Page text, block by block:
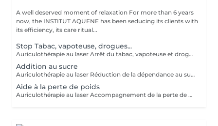
A well deserved moment of relaxation For more than 6 years
now, the INSTITUT AQUENE has been seducing its clients with
its efficiency, its care ritual...
Stop Tabac, vapoteuse, drogues...
Auriculothérapie au laser Arrêt du tabac, vapoteuse et drogues L'auriculothérapie au laser est une méthode douce et non invasive qui utilise la stimulation de points précis de l'oreille pour aider à réduire les dépendances. Cette technique agit sur les zones réflexes liées au stress, au manque et au système de récompense, afin d'accompagner l'organisme dans le processus de sevrage. Le laser utilisé est indolore et sans aiguilles. La séance consiste à stimuler plusieurs points auriculaires spécifiques afin d'aider à : - diminuer l'envie de fumer ou de vapoter - réduire les symptômes de manque - apaiser le stress et l'irritabilité liés au sevrage - soutenir la motivation dans l'arrêt des substances Cette méthode peut être utilisée pour accompagner l'arrêt : - du tabac - de la vapoteuse (e-cigarette) - de certaines dépendances aux substances
Addition au sucre
Auriculothérapie au laser Réduction de la dépendance au sucre L'auriculothérapie au laser est une méthode douce et non invasive qui consiste à stimuler des points précis de l'oreille afin d'aider à réguler certaines compulsions alimentaires, notamment l'attirance excessive pour le sucre. Cette technique agit sur les zones réflexes liées aux envies, au stress et au système de récompense, souvent impliqués dans les envies de sucre et les grignotages. La stimulation est réalisée à l'aide d'un laser doux, sans aiguilles et totalement indolore. La séance vise à aider à : - diminuer les envies de sucre - réduire les grignotages et compulsions sucrées - réguler l'appétit - mieux gérer le stress et les envies émotionnelles - retrouver un rapport plus équilibré à l'alimentation
Aide à la perte de poids
Auriculothérapie au laser Accompagnement de la perte de poids L'auriculothérapie au laser est une méthode douce et non invasive qui consiste à stimuler des points spécifiques de l'oreille afin d'aider à réguler l'appétit et les comportements alimentaires. Cette technique agit sur les zones réflexes liées à la faim, à la satiété, au stress et aux compulsions alimentaires. Elle peut ainsi accompagner une démarche de perte de poids en aidant à mieux contrôler les envies de manger et les grignotages. La stimulation est réalisée à l'aide d'un laser doux, indolore et sans aiguilles. La séance vise à aider à : - diminuer l'appétit excessif - réduire les grignotages et compulsions alimentaires - limiter les envies de sucre - améliorer la sensation de satiété - mieux gérer le stress et l'alimentation émotionnelle